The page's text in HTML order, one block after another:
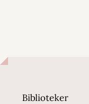
Biblioteker